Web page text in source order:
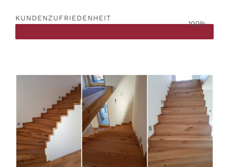
KUNDENZUFRIEDENHEIT
100%